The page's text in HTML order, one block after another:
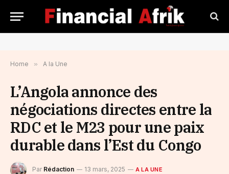
Home » A la Une
L’Angola annonce des
négociations directes entre la
RDC et le M23 pour une paix
durable dans l’Est du Congo
Par Rédaction 13 mars, 2025 A LA UNE